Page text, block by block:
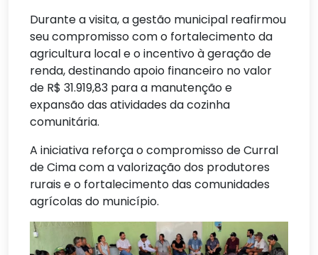
Durante a visita, a gestão municipal reafirmou
seu compromisso com o fortalecimento da
agricultura local e o incentivo à geração de
renda, destinando apoio financeiro no valor
de R$ 31.919,83 para a manutenção e
expansão das atividades da cozinha
comunitária.
A iniciativa reforça o compromisso de Curral
de Cima com a valorização dos produtores
rurais e o fortalecimento das comunidades
agrícolas do município.